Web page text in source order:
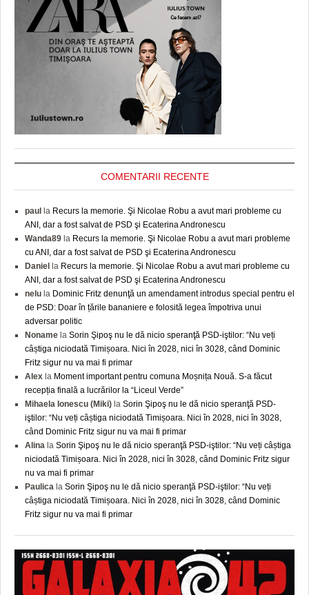
COMENTARII RECENTE
paul la Recurs la memorie. Şi Nicolae Robu a avut mari probleme cu
ANI, dar a fost salvat de PSD şi Ecaterina Andronescu
Wanda89 la Recurs la memorie. Şi Nicolae Robu a avut mari probleme
cu ANI, dar a fost salvat de PSD şi Ecaterina Andronescu
Daniel la Recurs la memorie. Şi Nicolae Robu a avut mari probleme cu
ANI, dar a fost salvat de PSD şi Ecaterina Andronescu
nelu la Dominic Fritz denunţă un amendament introdus special pentru el
de PSD: Doar în țările bananiere e folosită legea împotriva unui
adversar politic
Noname la Sorin Şipoş nu le dă nicio speranţă PSD-iştilor: “Nu veți
câștiga niciodată Timișoara. Nici în 2028, nici în 3028, când Dominic
Fritz sigur nu va mai fi primar
Alex la Moment important pentru comuna Moșnița Nouă. S-a făcut
recepția finală a lucrărilor la “Liceul Verde”
Mihaela Ionescu (Miki) la Sorin Şipoş nu le dă nicio speranţă PSD-
iştilor: “Nu veți câștiga niciodată Timișoara. Nici în 2028, nici în 3028,
când Dominic Fritz sigur nu va mai fi primar
Alina la Sorin Şipoş nu le dă nicio speranţă PSD-iştilor: “Nu veți câștiga
niciodată Timișoara. Nici în 2028, nici în 3028, când Dominic Fritz sigur
nu va mai fi primar
Paulica la Sorin Şipoş nu le dă nicio speranţă PSD-iştilor: “Nu veți
câștiga niciodată Timișoara. Nici în 2028, nici în 3028, când Dominic
Fritz sigur nu va mai fi primar